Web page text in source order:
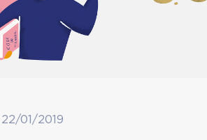
22/01/2019